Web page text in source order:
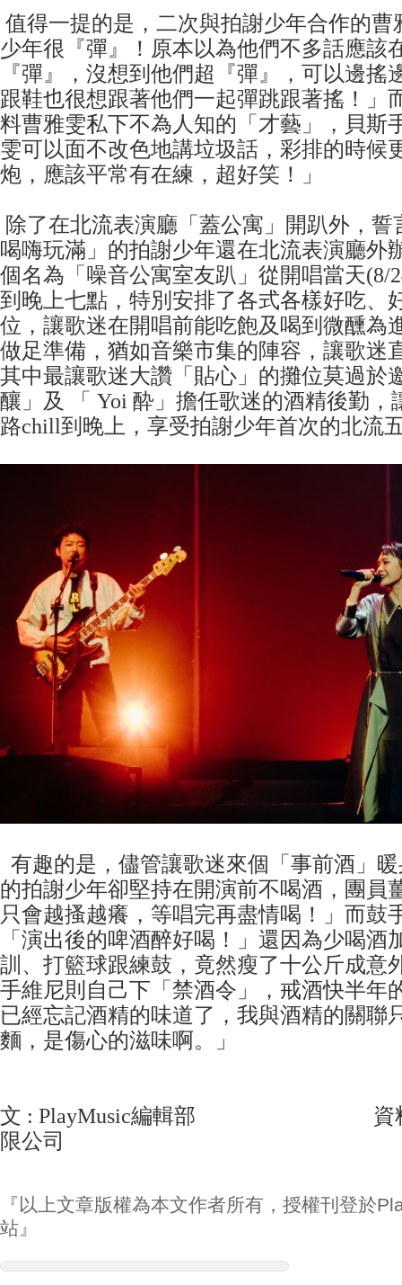
值得一提的是，二次與拍謝少年合作的曹
少年很『彈』！原本以為他們不多話應該
『彈』，沒想到他們超『彈』，可以邊搖
跟鞋也很想跟著他們一起彈跳跟著搖！」
料曹雅雯私下不為人知的「才藝」，貝斯
雯可以面不改色地講垃圾話，彩排的時候
炮，應該平常有在練，超好笑！」
除了在北流表演廳「蓋公寓」開趴外，
喝嗨玩滿」的拍謝少年還在北流表演廳外
個名為「噪音公寓室友趴」從開唱當天(8/
到晚上七點，特別安排了各式各樣好吃、
位，讓歌迷在開唱前能吃飽及喝到微醺為
做足準備，猶如音樂市集的陣容，讓歌迷
其中最讓歌迷大讚「貼心」的攤位莫過於
釀」及 「 Yoi 酔」擔任歌迷的酒精後勤，
路chill到晚上，享受拍謝少年首次的北流
有趣的是，儘管讓歌迷來個「事前酒」
的拍謝少年卻堅持在開演前不喝酒，團員
只會越搔越癢，等唱完再盡情喝！」而鼓
「演出後的啤酒醉好喝！」還因為少喝酒
訓、打籃球跟練鼓，竟然瘦了十公斤成意
手維尼則自己下「禁酒令」，戒酒快半年
已經忘記酒精的味道了，我與酒精的關聯
麵，是傷心的滋味啊。」
文 : PlayMusic編輯部 資料/照
限公司
『以上文章版權為本文作者所有，授權刊登於
站』